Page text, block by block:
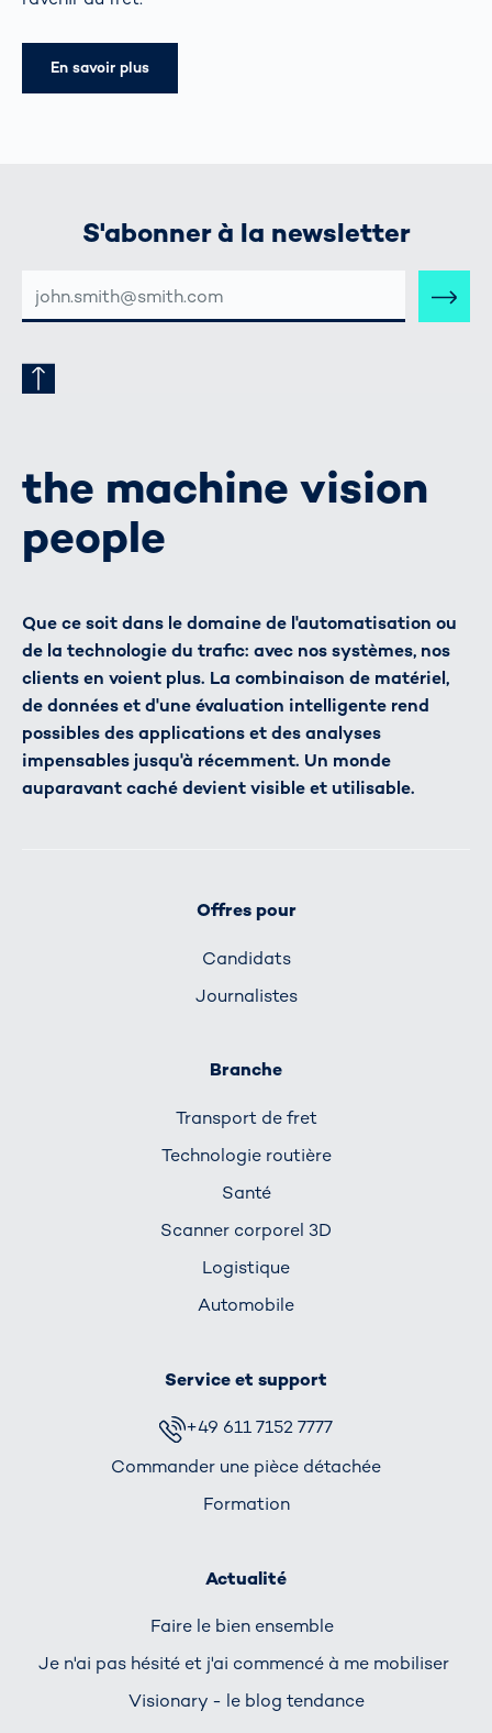
En savoir plus
S'abonner à la newsletter
MAIL
the machine vision
people
Que ce soit dans le domaine de l'automatisation ou
de la technologie du trafic: avec nos systèmes, nos
clients en voient plus. La combinaison de matériel,
de données et d'une évaluation intelligente rend
possibles des applications et des analyses
impensables jusqu'à récemment. Un monde
auparavant caché devient visible et utilisable.
Offres pour
Candidats
Journalistes
Branche
Transport de fret
Technologie routière
Santé
Scanner corporel 3D
Logistique
Automobile
Service et support
+49 611 7152 7777
Commander une pièce détachée
Formation
Actualité
Faire le bien ensemble
Je n'ai pas hésité et j'ai commencé à me mobiliser
Visionary - le blog tendance